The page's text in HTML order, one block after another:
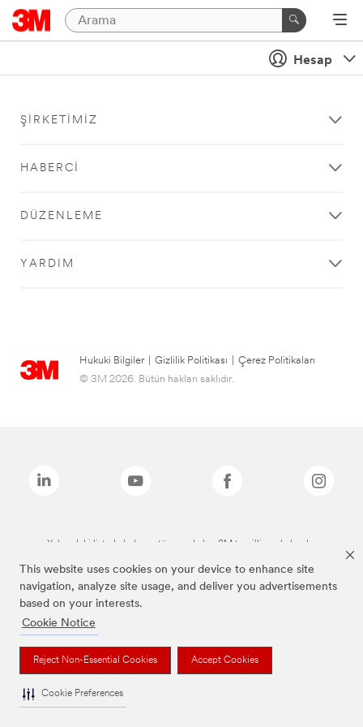
This website uses cookies on your device to enhance site
navigation, analyze site usage, and deliver you advertisements
based on your interests.
Cookie Notice
Reject Non-Essential Cookies Accept Cookies
Cookie Preferences
Hesap
ŞIRKETIMIZ
HABERCI
DÜZENLEME
YARDIM
Hukuki Bilgiler Gizlilik Politikası
Çerez Politikaları
© 3M 2026. Bütün hakları saklıdır.
Yukarıdaki listede bulunan tüm markalar, 3M tescilli markalarıdır.